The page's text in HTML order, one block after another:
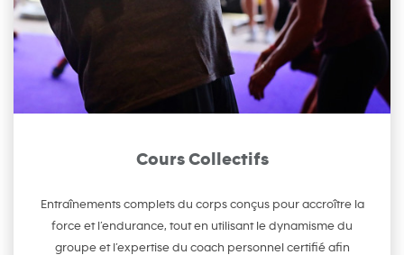
Cours Collectifs
Entraînements complets du corps conçus pour accroître la
force et l’endurance, tout en utilisant le dynamisme du
groupe et l’expertise du coach personnel certifié afin